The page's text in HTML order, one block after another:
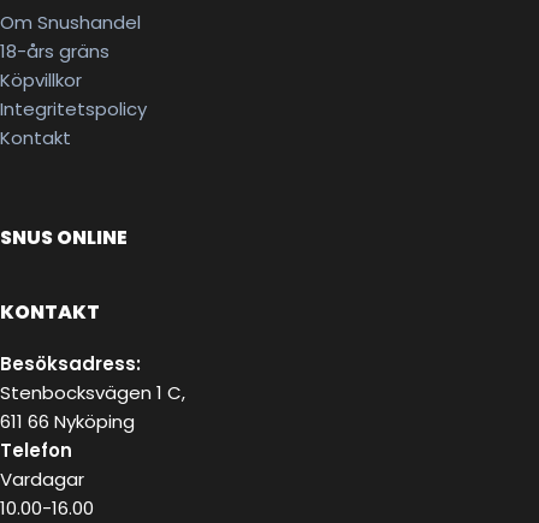
Om Snushandel
18-års gräns
Köpvillkor
Integritetspolicy
Kontakt
SNUS ONLINE
KONTAKT
Besöksadress:
Stenbocksvägen 1 C,
611 66 Nyköping
Telefon
Vardagar
10.00-16.00